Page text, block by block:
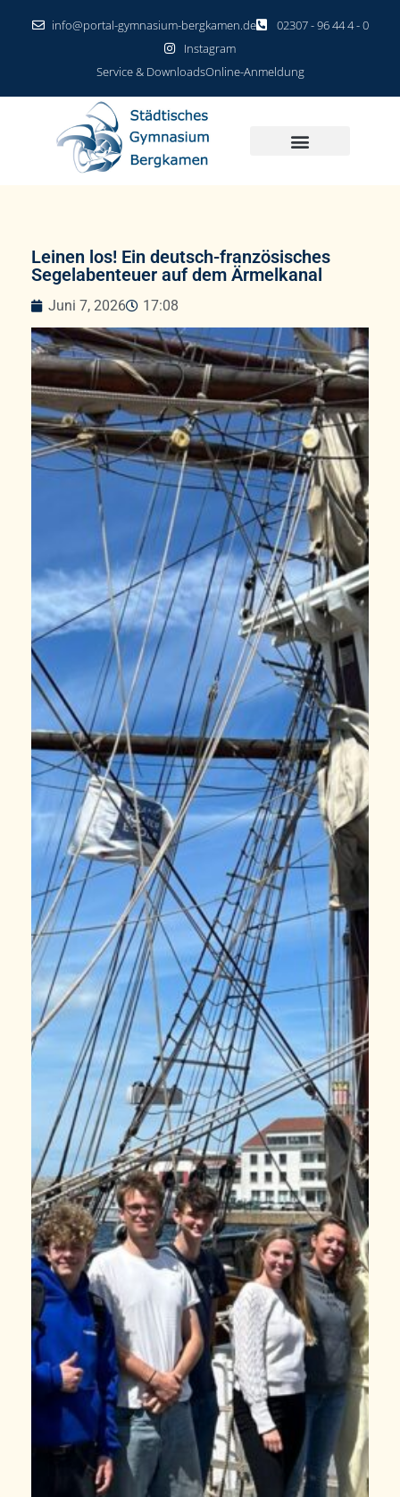
info@portal-gymnasium-bergkamen.de
02307 - 96 44 4 - 0
Instagram
Service & DownloadsOnline-Anmeldung
Leinen los! Ein deutsch-französisches
Segelabenteuer auf dem Ärmelkanal
Juni 7, 2026 17:08